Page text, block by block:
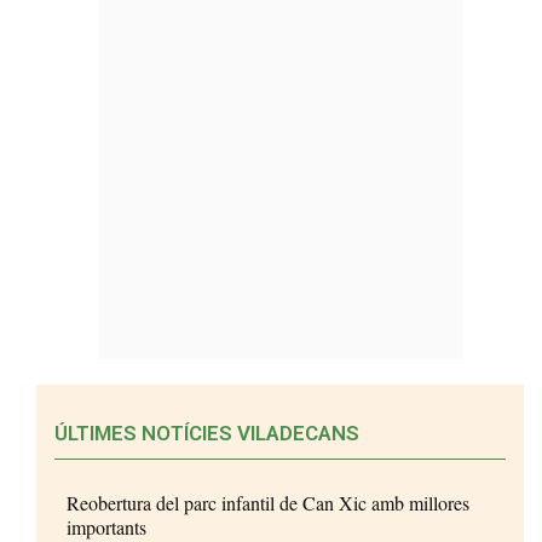
ÚLTIMES NOTÍCIES VILADECANS
Reobertura del parc infantil de Can Xic amb millores
importants